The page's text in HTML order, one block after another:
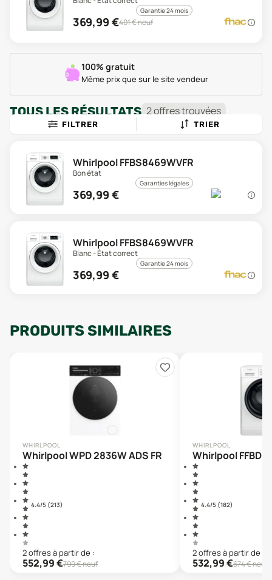
Garantie 24 mois
369,99 €401€ neuf
100% gratuit
Même prix que sur le site vendeur
TOUS LES RÉSULTATS 2offrestrouvées
FILTRER TRIER
Whirlpool FFBS8469WVFR
Bon état
Garanties légales
369,99 €
Whirlpool FFBS8469WVFR
Blanc - État correct
Garantie 24 mois
369,99 €
PRODUITS SIMILAIRES
WHIRLPOOL
Whirlpool WPD 2836W ADS FR
4.4/5 (213)
2offresà partir de :
552,99€799€ neuf
WHIRLPOOL
Whirlpool
4.4/5 (182)
2offresà partir de :
532,99€674€ neuf